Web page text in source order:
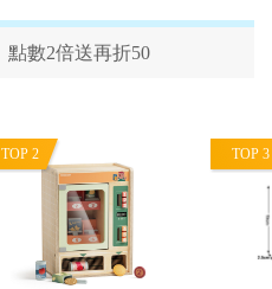
點數2倍送再折50
TOP 2 TOP 3